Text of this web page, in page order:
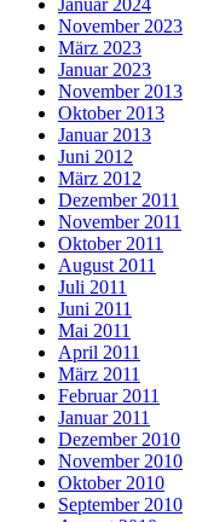
Januar 2024
November 2023
März 2023
Januar 2023
November 2013
Oktober 2013
Januar 2013
Juni 2012
März 2012
Dezember 2011
November 2011
Oktober 2011
August 2011
Juli 2011
Juni 2011
Mai 2011
April 2011
März 2011
Februar 2011
Januar 2011
Dezember 2010
November 2010
Oktober 2010
September 2010